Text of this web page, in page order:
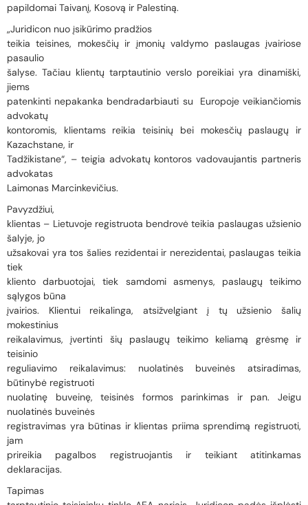
papildomai Taivanį, Kosovą ir Palestiną.
„Juridicon nuo įsikūrimo pradžios
teikia teisines, mokesčių ir įmonių valdymo paslaugas įvairiose
pasaulio
šalyse. Tačiau klientų tarptautinio verslo poreikiai yra dinamiški,
jiems
patenkinti nepakanka bendradarbiauti su Europoje veikiančiomis
advokatų
kontoromis, klientams reikia teisinių bei mokesčių paslaugų ir
Kazachstane, ir
Tadžikistane“, – teigia advokatų kontoros vadovaujantis partneris
advokatas
Laimonas Marcinkevičius.
Pavyzdžiui,
klientas – Lietuvoje registruota bendrovė teikia paslaugas užsienio
šalyje, jo
užsakovai yra tos šalies rezidentai ir nerezidentai, paslaugas teikia
tiek
kliento darbuotojai, tiek samdomi asmenys, paslaugų teikimo
sąlygos būna
įvairios. Klientui reikalinga, atsižvelgiant į tų užsienio šalių
mokestinius
reikalavimus, įvertinti šių paslaugų teikimo keliamą grėsmę ir
teisinio
reguliavimo reikalavimus: nuolatinės buveinės atsiradimas,
būtinybė registruoti
nuolatinę buveinę, teisinės formos parinkimas ir pan. Jeigu
nuolatinės buveinės
registravimas yra būtinas ir klientas priima sprendimą registruoti,
jam
prireikia pagalbos registruojantis ir teikiant atitinkamas
deklaracijas.
Tapimas